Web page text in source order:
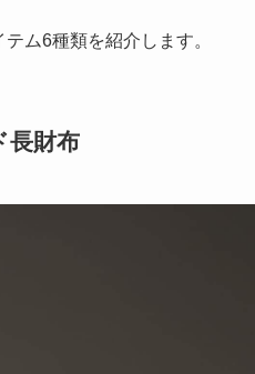
ム6種類を紹介します。
長財布